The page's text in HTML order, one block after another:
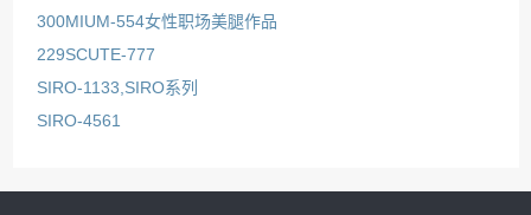
300MIUM-554女性职场美腿作品
229SCUTE-777
SIRO-1133,SIRO系列
SIRO-4561